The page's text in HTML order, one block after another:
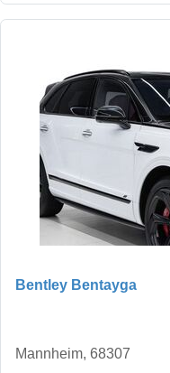
Bentley Bentayga
Mannheim, 68307